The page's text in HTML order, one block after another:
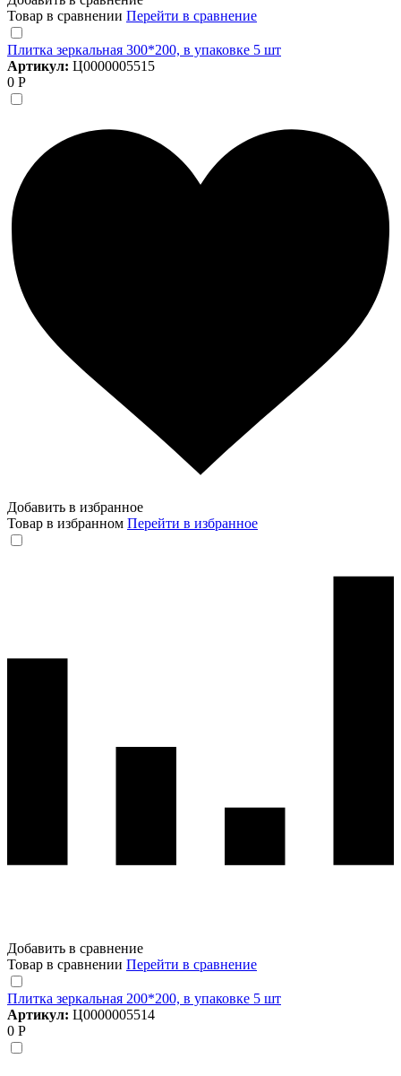
Товар в сравнении Перейти в сравнение
Плитка зеркальная 300*200, в упаковке 5 шт
Артикул: Ц0000005515
0 Р
Добавить в избранное
Товар в избранном Перейти в избранное
Добавить в сравнение
Товар в сравнении Перейти в сравнение
Плитка зеркальная 200*200, в упаковке 5 шт
Артикул: Ц0000005514
0 Р